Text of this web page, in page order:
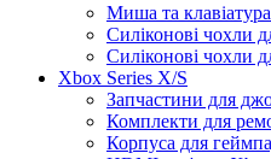
Миша та
Силіконові чохли
Силіконові чохли
Xbox Series X/S
Запчастини для
Комплекти для
Корпуса для